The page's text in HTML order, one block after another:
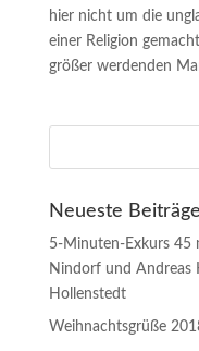
hier nicht um die
einer Religion
größer werdenden
Neueste Beiträge
5-Minuten-Exkurs 45
Nindorf und Andreas
Hollenstedt
Weihnachtsgrüße